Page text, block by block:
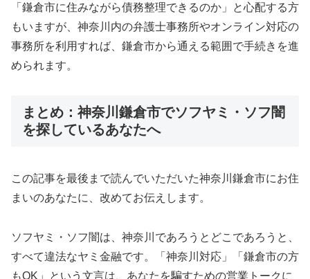
「鎌倉市に住みながら債務整理できるのか」と心配する方
もいますが、神奈川内の弁護士事務所やオンライン対応の
事務所を利用すれば、鎌倉市から通える範囲で手続きを進
められます。
まとめ：神奈川鎌倉市でソフヤミ・ソフ闇
を探しているあなたへ
この記事を最後まで読んでいただいた神奈川鎌倉市にお住
まいのあなたに、改めてお伝えします。
ソフヤミ・ソフ闇は、神奈川であろうとどこであろうと、
すべて違法なヤミ金融です。「神奈川対応」「鎌倉市の方
もOK」という文言は、あなたを騙すための営業トークに